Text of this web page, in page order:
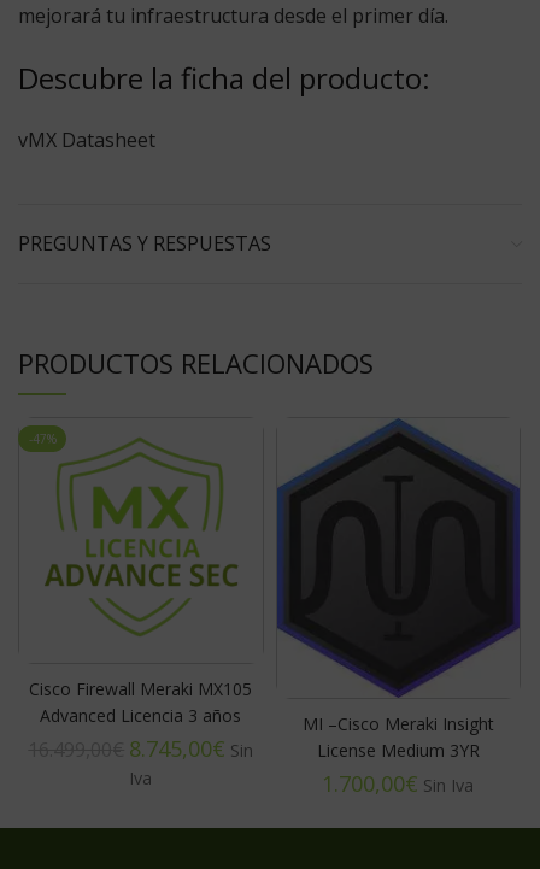
mejorará tu infraestructura desde el primer día.
Descubre la ficha del producto:
vMX Datasheet
PREGUNTAS Y RESPUESTAS
PRODUCTOS RELACIONADOS
-47%
Cisco Firewall Meraki MX105
Advanced Licencia 3 años
8.745,00€
MI –Cisco Meraki Insight
License Medium 3YR
€